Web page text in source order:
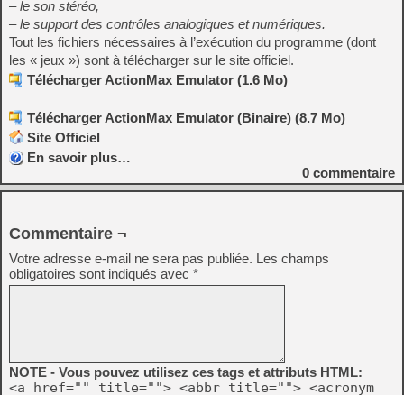
– le son stéréo,
– le support des contrôles analogiques et numériques.
Tout les fichiers nécessaires à l’exécution du programme (dont
les « jeux ») sont à télécharger sur le site officiel.
Télécharger ActionMax Emulator (1.6 Mo)
Télécharger ActionMax Emulator (Binaire) (8.7 Mo)
Site Officiel
En savoir plus…
0 commentaire
Commentaire ¬
Votre adresse e-mail ne sera pas publiée. Les champs
obligatoires sont indiqués avec *
NOTE - Vous pouvez utilisez ces tags et attributs HTML:
<a href="" title=""> <abbr title=""> <acronym